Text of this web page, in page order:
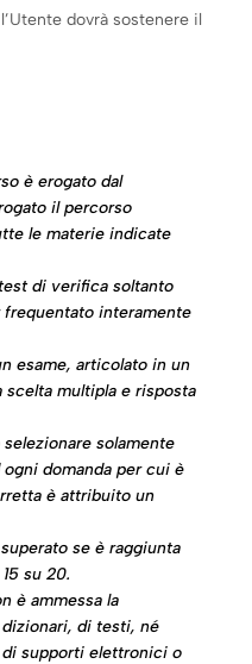
dovrà sostenere il
è erogato dal
il percorso
le materie indicate
di verifica soltanto
interamente
esame, articolato in un
multipla e risposta
solamente
domanda per cui è
è attribuito un
se è raggiunta
su 20.
è ammessa la
di testi, né
supporti elettronici o